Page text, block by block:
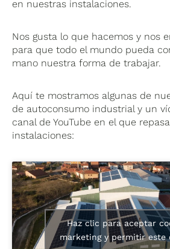
en nuestras instalaciones.
Nos gusta lo que hacemos y nos
para que todo el mundo pueda
mano nuestra forma de trabajar.
Aquí te mostramos algunas de
de autoconsumo industrial y un
canal de YouTube en el que
instalaciones:
Haz clic para aceptar
marketing y permitir este